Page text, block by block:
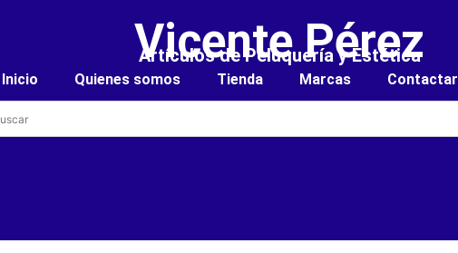
Vicente Pérez
Artículos de Peluquería y Estética
Inicio Quienes somos Tienda Marcas Contactar